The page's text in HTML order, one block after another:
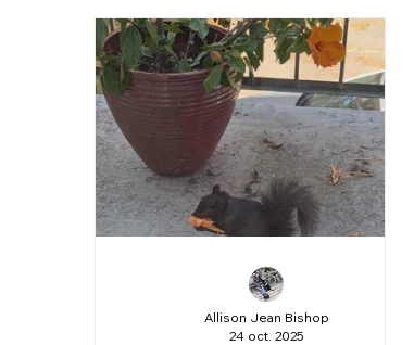
Allison Jean Bishop
24 oct. 2025